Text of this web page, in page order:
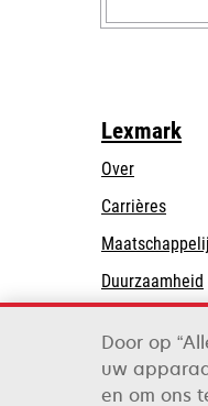
Lexmark
Over
Carrières
Duurzaamheid
Door op
uw
en om ons